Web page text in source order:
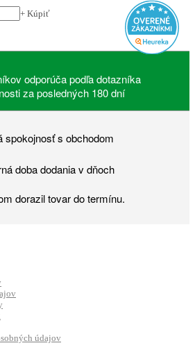
+ Kúpiť
odporúča podľa dotazníka
za posledných 180 dní
spokojnosť s obchodom
doba dodania v dňoch
dorazil tovar do termínu.
údajov